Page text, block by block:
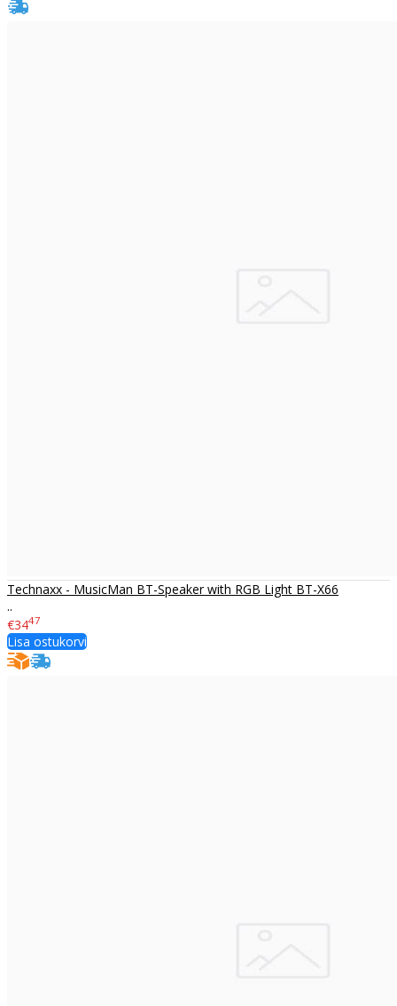
Technaxx - MusicMan BT-Speaker with RGB Light BT-X66
..
€3447
Lisa ostukorvi